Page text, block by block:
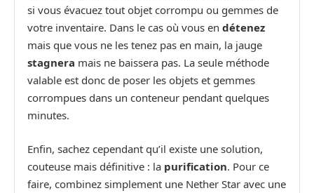
si vous évacuez tout objet corrompu ou gemmes de
votre inventaire. Dans le cas où vous en détenez
mais que vous ne les tenez pas en main, la jauge
stagnera mais ne baissera pas. La seule méthode
valable est donc de poser les objets et gemmes
corrompues dans un conteneur pendant quelques
minutes.
Enfin, sachez cependant qu’il existe une solution,
couteuse mais définitive : la purification. Pour ce
faire, combinez simplement une Nether Star avec une